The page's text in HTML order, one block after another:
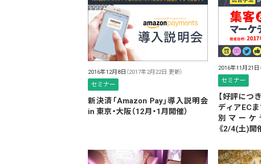
2016年12月8日 （2017年2月22日 更新）
セミナー
新決済「Amazon Pay」導入説明会
in 東京・大阪（12月・1月開催）
2016年11月21日
セミナー
【好評につ
ディアEC
別マーケ
《2/4(土)開